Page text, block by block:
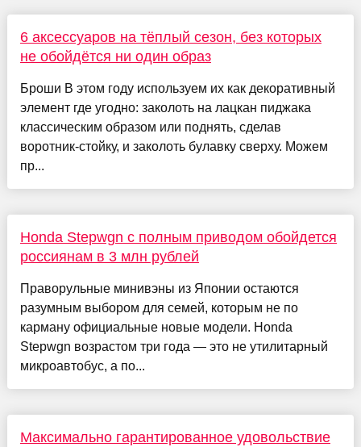
6 аксессуаров на тёплый сезон, без которых
не обойдётся ни один образ
Броши В этом году используем их как декоративный
элемент где угодно: заколоть на лацкан пиджака
классическим образом или поднять, сделав
воротник-стойку, и заколоть булавку сверху. Можем
пр...
Honda Stepwgn с полным приводом обойдется
россиянам в 3 млн рублей
Праворульные минивэны из Японии остаются
разумным выбором для семей, которым не по
карману официальные новые модели. Honda
Stepwgn возрастом три года — это не утилитарный
микроавтобус, а по...
Максимально гарантированное удовольствие